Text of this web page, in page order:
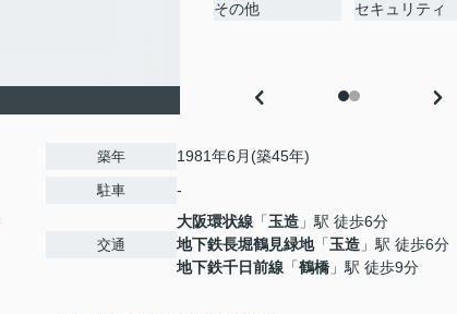
築年 1981年6月(築45年)
駐車 -
交通
大阪環状線 「玉造 」駅 徒歩6分
地下鉄長堀鶴見緑地「玉造 」駅 徒歩6分
地下鉄千日前線 「鶴橋 」駅 徒歩9分